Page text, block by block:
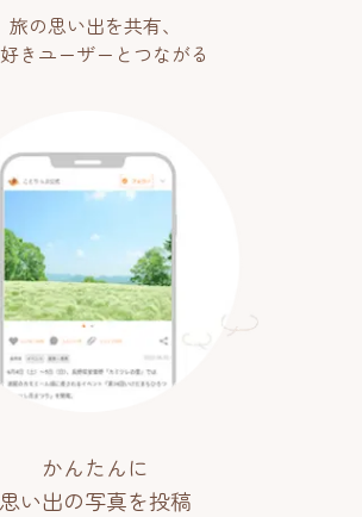
旅の思い出を共有、
きユーザーとつながる
かんたんに
思い出の写真を投稿